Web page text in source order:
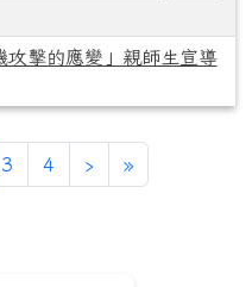
攻擊的應變」親師生宣導
頁次)
3 4 ›下一頁
»最後頁